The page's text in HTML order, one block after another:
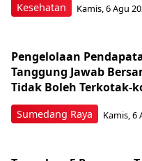
Kesehatan Kamis, 6 Agu
Sumedang Raya
Pengelolaan
Tanggung Jawab
Tidak Boleh Terkotak-
Kamis, 6